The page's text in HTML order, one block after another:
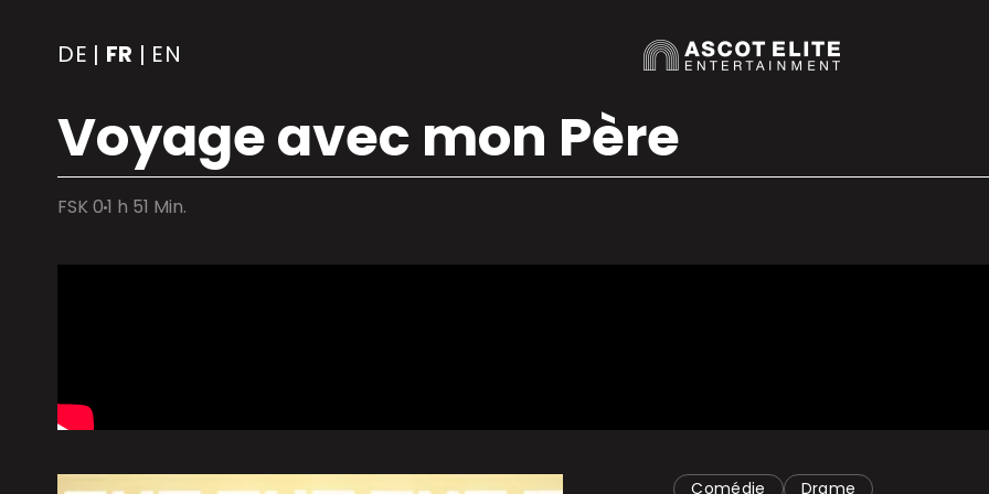
DE | FR | EN
Voyage avec mon Père
FSK 01 h 51 Min.
Comédie Drame